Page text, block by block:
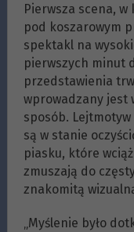
Pierwsza scena,
pod koszarowym
spektakl na
pierwszych minut
przedstawienia
wprowadzany jest
sposób.
są w stanie
piasku, które
zmuszają do
znakomitą
„Myślenie było